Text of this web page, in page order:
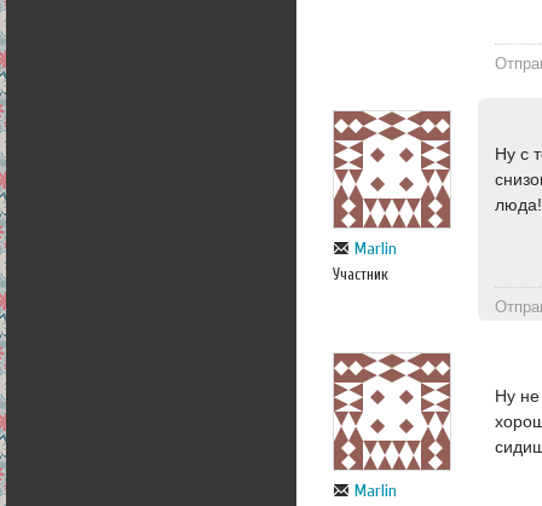
Marlin
Участник
Ну с
люда!
Marlin
Ну не